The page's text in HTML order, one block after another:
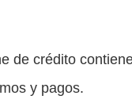
de crédito
y pagos.